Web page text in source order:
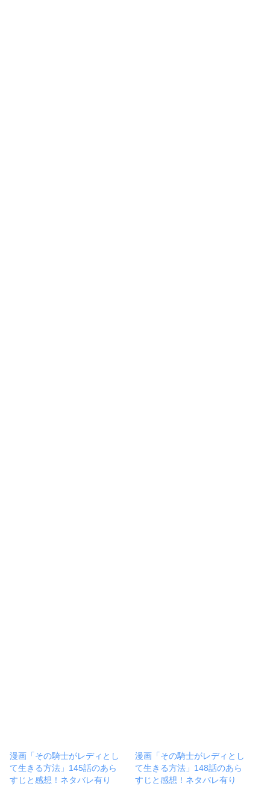
漫画「その騎士がレディとし
て生きる方法」145話のあら
すじと感想！ネタバレ有り
漫画「その騎士がレディとし
て生きる方法」148話のあら
すじと感想！ネタバレ有り